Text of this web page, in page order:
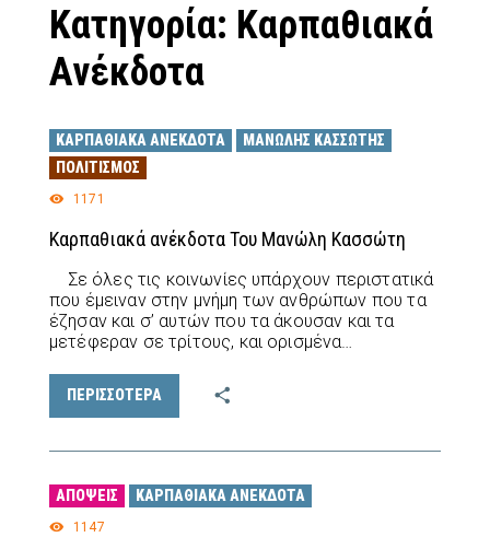
Κατηγορία: Καρπαθιακά
Ανέκδοτα
ΚΑΡΠΑΘΙΑΚΆ ΑΝΈΚΔΟΤΑ
ΜΑΝΏΛΗΣ ΚΑΣΣΏΤΗΣ
ΠΟΛΙΤΙΣΜΌΣ
1171
Καρπαθιακά ανέκδοτα Του Μανώλη Κασσώτη
Σε όλες τις κοινωνίες υπάρχουν περιστατικά
που έμειναν στην μνήμη των ανθρώπων που τα
έζησαν και σ’ αυτών που τα άκουσαν και τα
μετέφεραν σε τρίτους, και ορισμένα…
ΠΕΡΙΣΣΟΤΕΡΑ
ΑΠΌΨΕΙΣ ΚΑΡΠΑΘΙΑΚΆ ΑΝΈΚΔΟΤΑ
1147